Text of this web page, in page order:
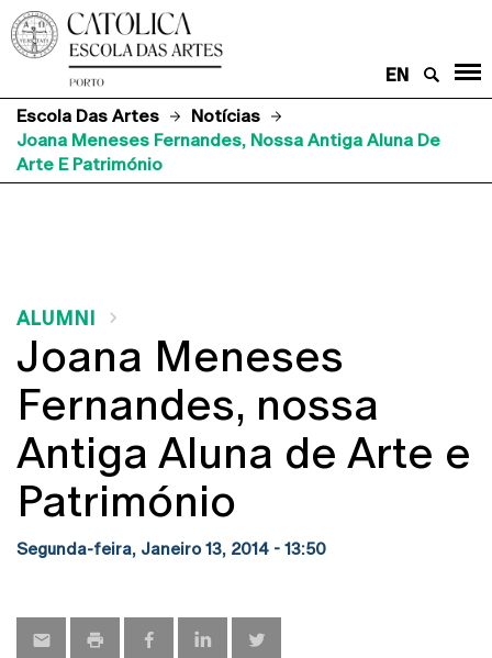
EN
Escola Das Artes
Notícias
Joana Meneses Fernandes, Nossa Antiga Aluna De
Arte E Património
ALUMNI
Joana Meneses
Fernandes, nossa
Antiga Aluna de Arte e
Património
Segunda-feira, Janeiro 13, 2014 - 13:50